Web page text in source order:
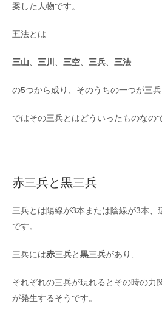
案した人物です。
五法とは
三山 三川 三空 三兵 三法
の5つから成り、そのうちの一つが三兵
ではその三兵とはどういったものなの
赤三兵と黒三兵
三兵とは陽線が3本または陰線が3本、
です。
三兵には赤三兵と黒三兵があり、
それぞれの三兵が現れるとその時の力
が発生するそうです。